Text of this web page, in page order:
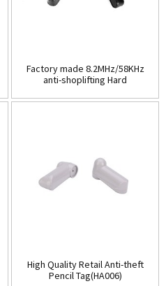
Factory made 8.2MHz/58KHz
anti-shoplifting Hard
High Quality Retail Anti-theft
Pencil Tag(HA006)